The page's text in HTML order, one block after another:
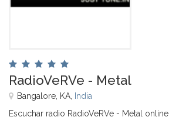
RadioVeRVe - Metal
Bangalore, KA, India
Escuchar radio RadioVeRVe - Metal online